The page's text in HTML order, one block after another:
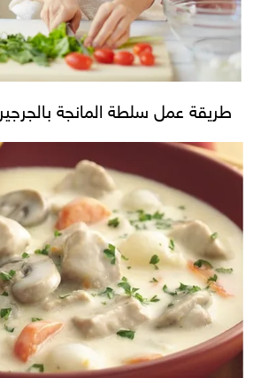
طريقة عمل سلطة المانجة بالجرجير